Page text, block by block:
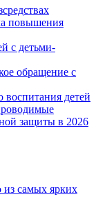
повышения
с детьми-
обращение с
воспитания детей
защиты в 2026
из самых ярких